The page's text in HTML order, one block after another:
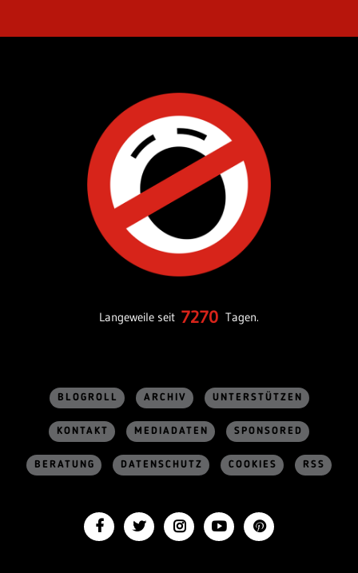
Langeweile seit 7270 Tagen.
BLOGROLL ARCHIV UNTERSTÜTZEN
KONTAKT MEDIADATEN SPONSORED
BERATUNG DATENSCHUTZ COOKIES RSS